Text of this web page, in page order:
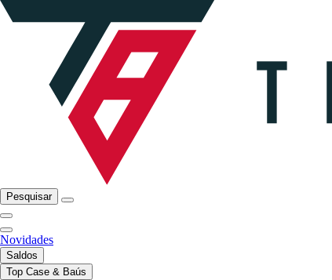
Pesquisar
Novidades
Saldos
Top Case & Baús